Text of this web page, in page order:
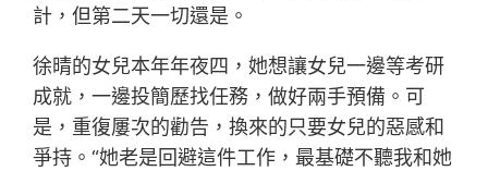
計，但第二天一切還是。
徐晴的女兒本年年夜四，她想讓女兒一邊等考研
成就，一邊投簡歷找任務，做好兩手預備。可
是，重復屢次的勸告，換來的只要女兒的惡感和
爭持。“她老是回避這件工作，最基礎不聽我和她